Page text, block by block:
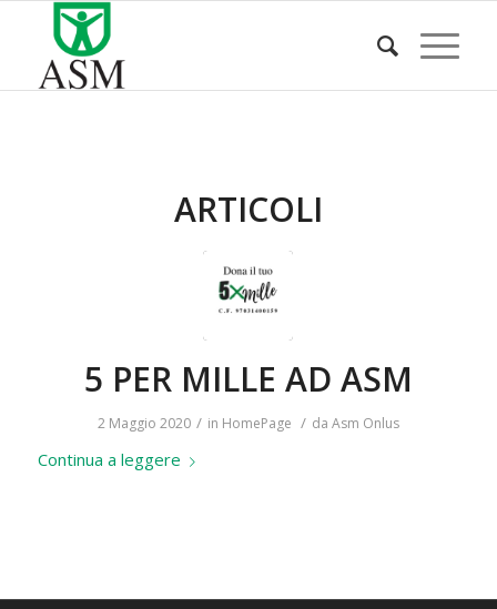
ARTICOLI
5 PER MILLE AD ASM
2 Maggio 2020 / in HomePage / da Asm Onlus
Continua a leggere